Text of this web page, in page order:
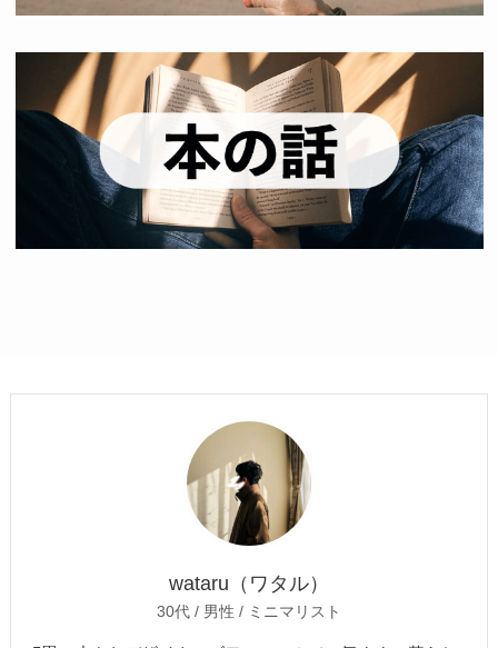
wataru（ワタル）
30代 / 男性 / ミニマリスト